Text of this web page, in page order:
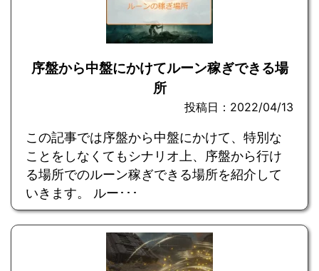
序盤から中盤にかけてルーン稼ぎできる場
所
投稿日：2022/04/13
この記事では序盤から中盤にかけて、特別な
ことをしなくてもシナリオ上、序盤から行け
る場所でのルーン稼ぎできる場所を紹介して
いきます。 ルー･･･